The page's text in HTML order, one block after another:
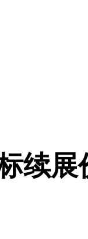
续